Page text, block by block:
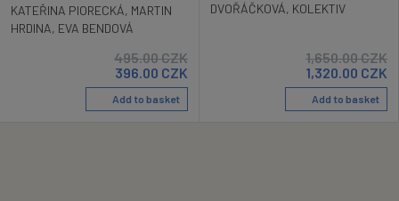
KATEŘINA PIORECKÁ, MARTIN
HRDINA, EVA BENDOVÁ
495.00CZK
396.00 CZK
Add to basket
DVOŘÁČKOVÁ, KOLEKTIV
1,650.00CZK
1,320.00 CZK
Add to basket